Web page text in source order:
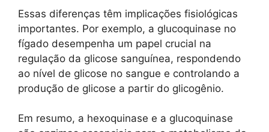
Essas diferenças têm implicações fisiológicas
importantes. Por exemplo, a glucoquinase no
fígado desempenha um papel crucial na
regulação da glicose sanguínea, respondendo
ao nível de glicose no sangue e controlando a
produção de glicose a partir do glicogênio.
Em resumo, a hexoquinase e a glucoquinase